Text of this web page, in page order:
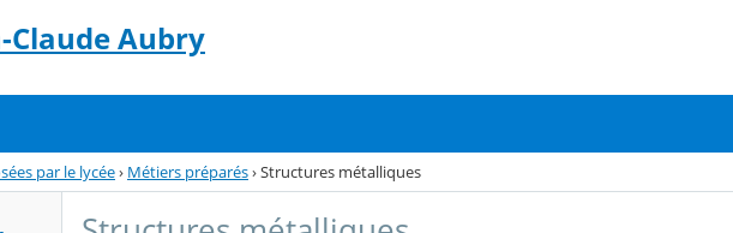
Claude Aubry
par le lycée› Métiers préparés›Structures métalliques